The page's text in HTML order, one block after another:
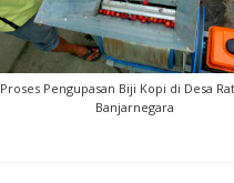
Proses Pengupasan Biji Kopi di Desa
Banjarnegara